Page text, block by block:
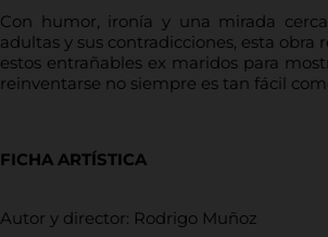
Con humor, ironía y una mirada
adultas y sus contradicciones, esta obra
estos entrañables ex maridos para
reinventarse no siempre es tan fácil
FICHA ARTÍSTICA
Autor y director: Rodrigo Muñoz